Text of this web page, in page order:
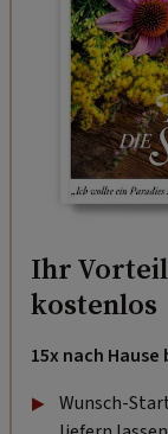
Ihr
kostenlos
15x nach
Wunsch-